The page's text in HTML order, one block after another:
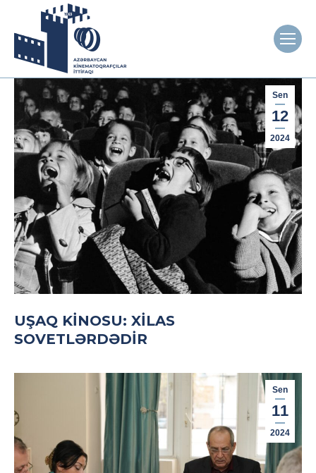
Sen
12
2024
UŞAQ KINOSU: XILAS
SOVETLƏRDƏDIR
Sen
11
2024